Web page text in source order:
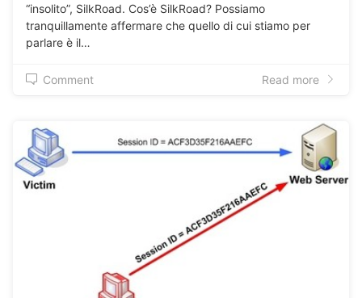
“insolito”, SilkRoad. Cos’è SilkRoad? Possiamo
tranquillamente affermare che quello di cui stiamo per
parlare è il…
Comment Read more